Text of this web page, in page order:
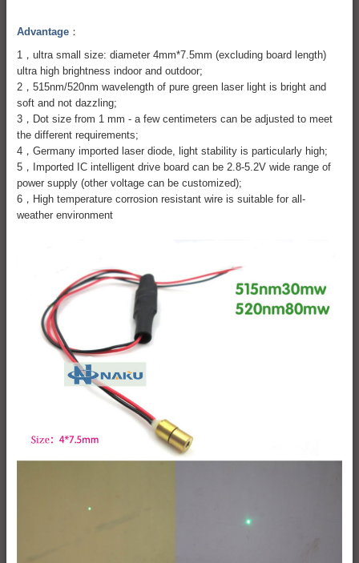
Advantage：
1，ultra small size: diameter 4mm*7.5mm (excluding board length)
ultra high brightness indoor and outdoor;
2，515nm/520nm wavelength of pure green laser light is bright and
soft and not dazzling;
3，Dot size from 1 mm - a few centimeters can be adjusted to meet
the different requirements;
4，Germany imported laser diode, light stability is particularly high;
5，Imported IC intelligent drive board can be 2.8-5.2V wide range of
power supply (other voltage can be customized);
6，High temperature corrosion resistant wire is suitable for all-
weather environment